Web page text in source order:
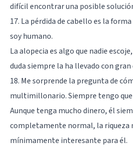
difícil encontrar una posible
17. La pérdida de cabello es la
soy humano.
La alopecia es algo que nadie
duda siempre la ha llevado con gran
18. Me sorprende la pregunta de
multimillonario. Siempre tengo que
Aunque tenga mucho dinero, él
completamente normal, la riqueza
mínimamente interesante para él.